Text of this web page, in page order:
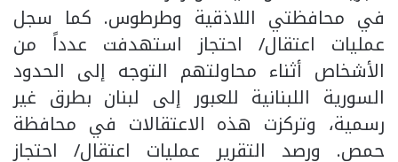
في محافظتي اللاذقية وطرطوس. كما سجل
عمليات اعتقال/ احتجاز استهدفت عدداً من
الأشخاص أثناء محاولتهم التوجه إلى الحدود
السورية اللبنانية للعبور إلى لبنان بطرق غير
رسمية، وتركزت هذه الاعتقالات في محافظة
حمص. ورصد التقرير عمليات اعتقال/ احتجاز